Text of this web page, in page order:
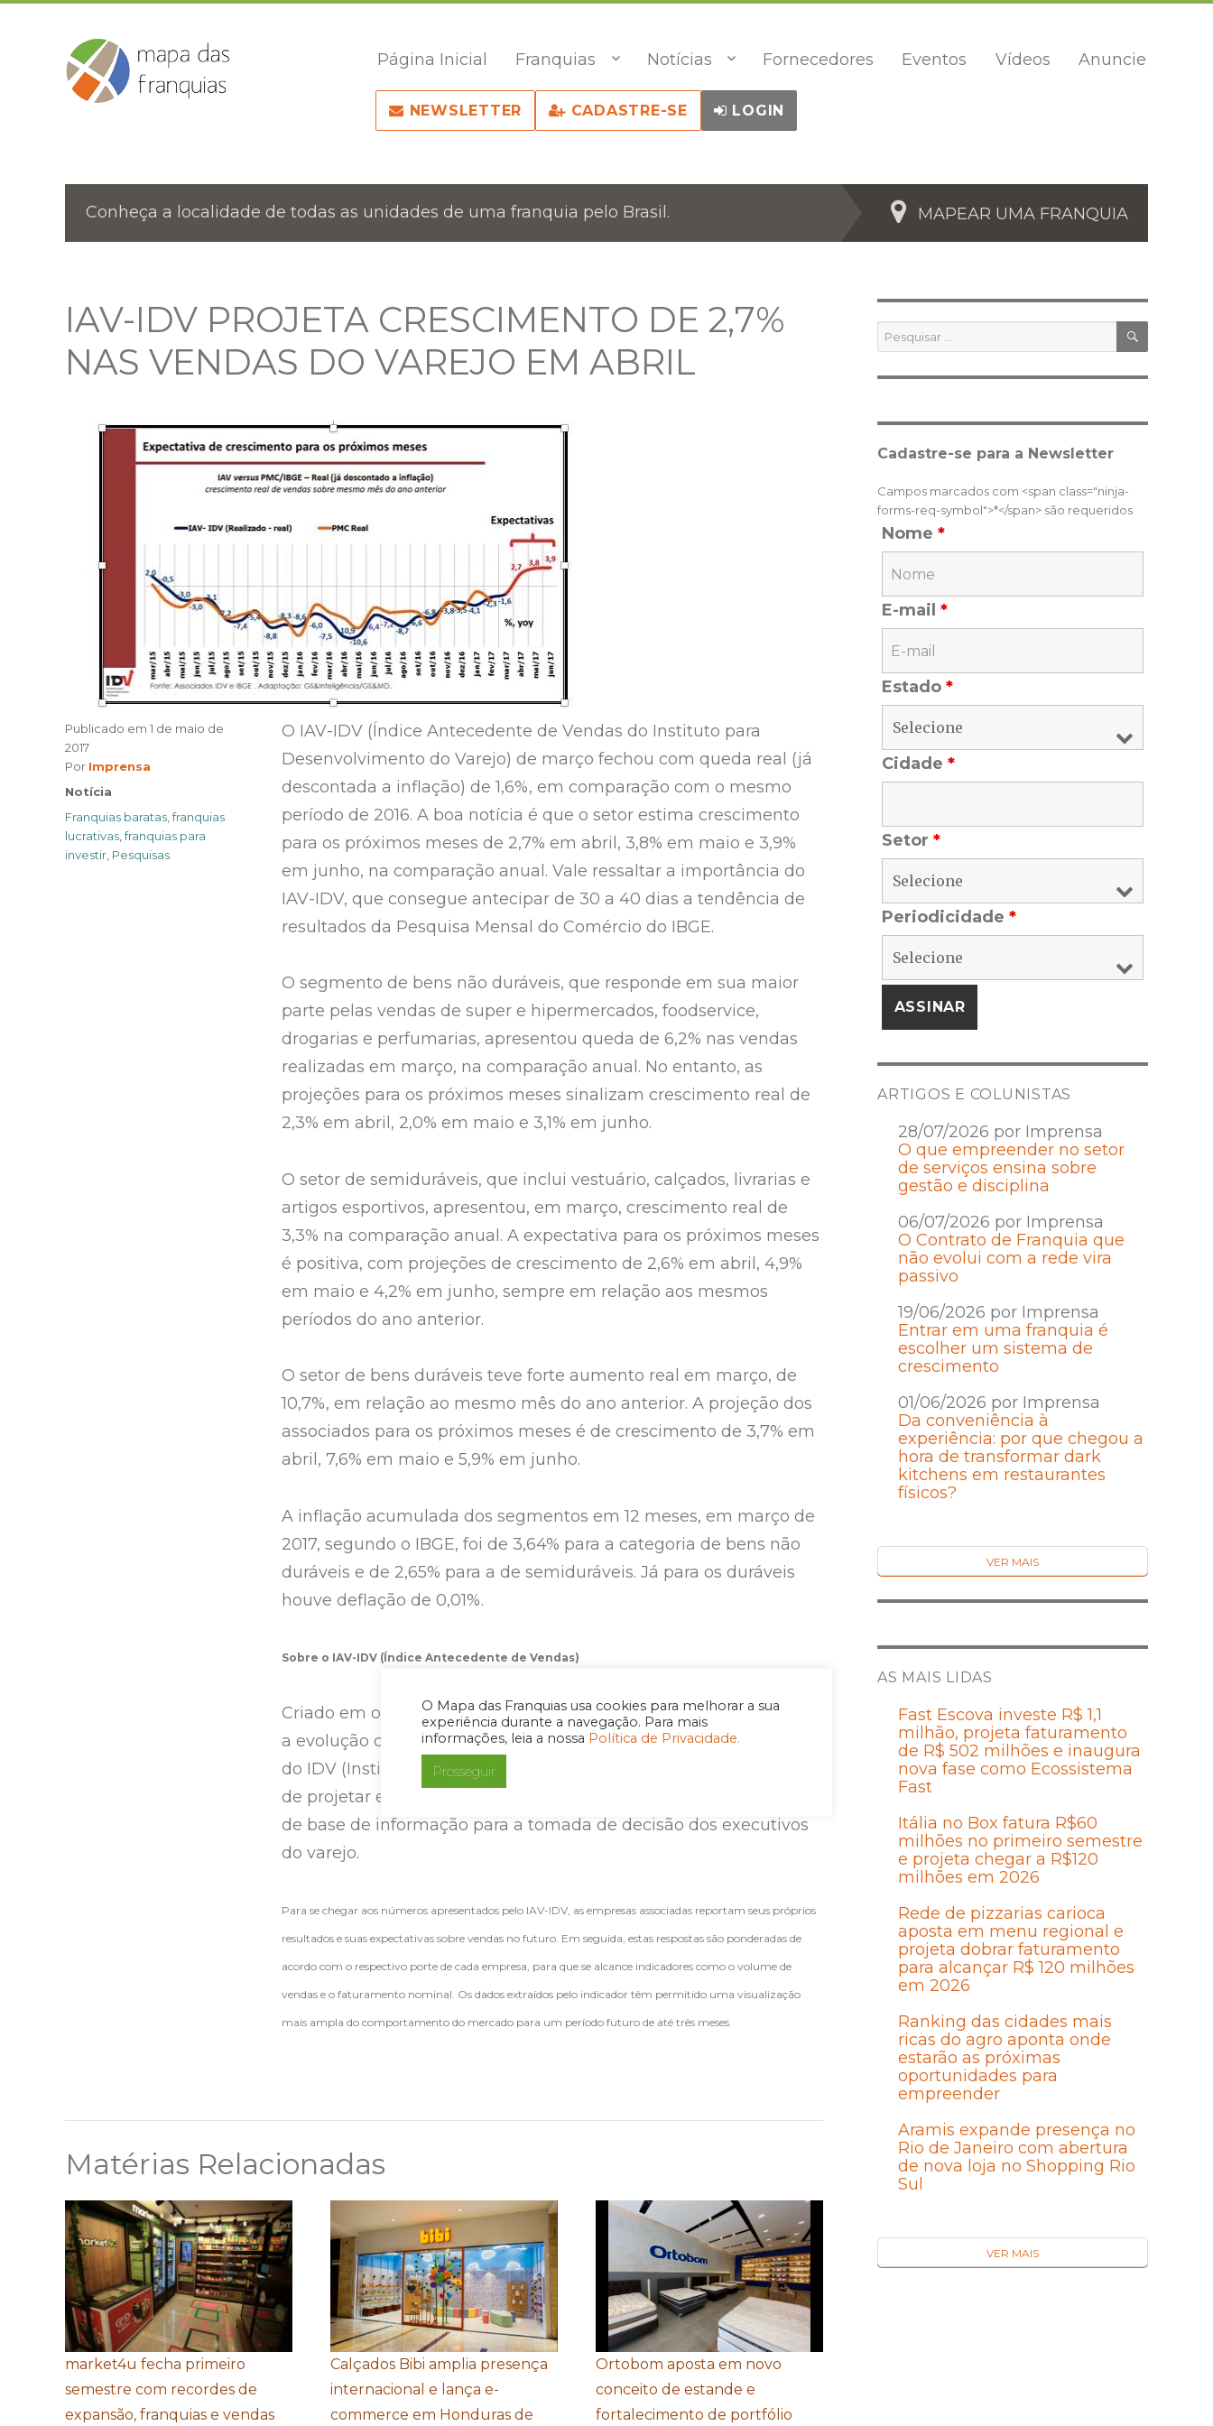
O Mapa das Franquias usa cookies para melhorar a sua
experiência durante a navegação. Para mais
informações, leia a nossa Política de Privacidade.
Prosseguir
Página Inicial Franquias Notícias Fornecedores Eventos Vídeos Anuncie
NEWSLETTER CADASTRE-SE LOGIN
Conheça a localidade de todas as unidades de uma franquia pelo Brasil. MAPEAR UMA FRANQUIA
IAV-IDV PROJETA CRESCIMENTO DE 2,7%
NAS VENDAS DO VAREJO EM ABRIL
O IAV-IDV (Índice Antecedente de Vendas do Instituto para
Desenvolvimento do Varejo) de março fechou com queda real (já
descontada a inflação) de 1,6%, em comparação com o mesmo
período de 2016. A boa notícia é que o setor estima crescimento
para os próximos meses de 2,7% em abril, 3,8% em maio e 3,9%
em junho, na comparação anual. Vale ressaltar a importância do
IAV-IDV, que consegue antecipar de 30 a 40 dias a tendência de
resultados da Pesquisa Mensal do Comércio do IBGE.
O segmento de bens não duráveis, que responde em sua maior
parte pelas vendas de super e hipermercados, foodservice,
drogarias e perfumarias, apresentou queda de 6,2% nas vendas
realizadas em março, na comparação anual. No entanto, as
projeções para os próximos meses sinalizam crescimento real de
2,3% em abril, 2,0% em maio e 3,1% em junho.
O setor de semiduráveis, que inclui vestuário, calçados, livrarias e
artigos esportivos, apresentou, em março, crescimento real de
3,3% na comparação anual. A expectativa para os próximos meses
é positiva, com projeções de crescimento de 2,6% em abril, 4,9%
em maio e 4,2% em junho, sempre em relação aos mesmos
períodos do ano anterior.
O setor de bens duráveis teve forte aumento real em março, de
10,7%, em relação ao mesmo mês do ano anterior. A projeção dos
associados para os próximos meses é de crescimento de 3,7% em
abril, 7,6% em maio e 5,9% em junho.
A inflação acumulada dos segmentos em 12 meses, em março de
2017, segundo o IBGE, foi de 3,64% para a categoria de bens não
duráveis e de 2,65% para a de semiduráveis. Já para os duráveis
houve deflação de 0,01%.
Sobre o IAV-IDV (Índice Antecedente de Vendas)
Criado em outubro de 2007, o IAV-IDV é um índice que consolida
a evolução das vendas efetivamente realizadas pelos associados
do IDV (Instituto para o Desenvolvimento do Varejo), com o intuito
de projetar expectativas para os próximos meses e, assim, servir
de base de informação para a tomada de decisão dos executivos
do varejo.
Para se chegar aos números apresentados pelo IAV-IDV, as empresas associadas reportam seus próprios
resultados e suas expectativas sobre vendas no futuro. Em seguida, estas respostas são ponderadas de
acordo com o respectivo porte de cada empresa, para que se alcance indicadores como o volume de
vendas e o faturamento nominal. Os dados extraídos pelo indicador têm permitido uma visualização
mais ampla do comportamento do mercado para um período futuro de até três meses.
Publicado em 1 de maio de
2017
Por Author
Imprensa
Categories
Notícia
Tags
Franquias baratas ,franquias
lucrativas ,franquias para
investir Pesquisas
Matérias Relacionadas
market4u fecha primeiro
semestre com recordes de
expansão, franquias e vendas
Calçados Bibi amplia presença
internacional e lança e-
commerce em Honduras de
Ortobom aposta em novo
conceito de estande e
fortalecimento de portfólio
Pesquisar
por:
Cadastre-se para a Newsletter
Campos marcados com <span class="ninja-
forms-req-symbol">*</span> são requeridos
Nome *
E-mail *
Estado *
Cidade *
Setor *
Periodicidade *
ARTIGOS E COLUNISTAS
28/07/2026 por Imprensa
O que empreender no setor
de serviços ensina sobre
gestão e disciplina
06/07/2026 por Imprensa
O Contrato de Franquia que
não evolui com a rede vira
passivo
19/06/2026 por Imprensa
Entrar em uma franquia é
escolher um sistema de
crescimento
01/06/2026 por Imprensa
Da conveniência à
experiência: por que chegou a
hora de transformar dark
kitchens em restaurantes
físicos?
VER MAIS
AS MAIS LIDAS
Fast Escova investe R$ 1,1
milhão, projeta faturamento
de R$ 502 milhões e inaugura
nova fase como Ecossistema
Fast
Itália no Box fatura R$60
milhões no primeiro semestre
e projeta chegar a R$120
milhões em 2026
Rede de pizzarias carioca
aposta em menu regional e
projeta dobrar faturamento
para alcançar R$ 120 milhões
em 2026
Ranking das cidades mais
ricas do agro aponta onde
estarão as próximas
oportunidades para
empreender
Aramis expande presença no
Rio de Janeiro com abertura
de nova loja no Shopping Rio
Sul
VER MAIS